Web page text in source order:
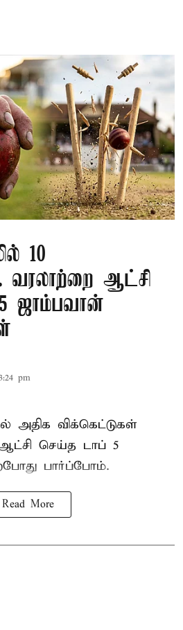
10
வரலாற்றை ஆட்சி
ஜாம்பவான்
pm
அதிக விக்கெட்டுகள்
செய்த டாப் 5
பார்ப்போம்.
Read More